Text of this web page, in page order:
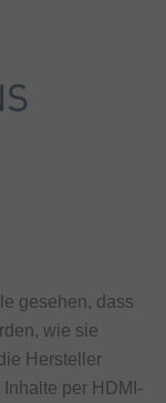
gesehen, dass
wie sie
Hersteller
per HDMI-